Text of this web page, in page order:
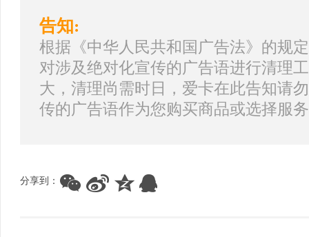
告知:
根据《中华人民共和国广告法》的规
对涉及绝对化宣传的广告语进行清理
大，清理尚需时日，爱卡在此告知请
传的广告语作为您购买商品或选择服
分享到：